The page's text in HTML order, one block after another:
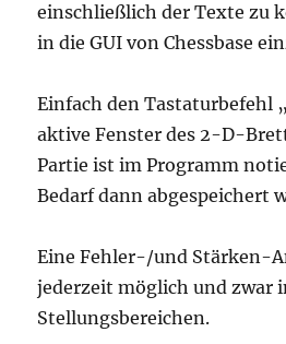
einschließlich der Texte zu
in die GUI von Chessbase
Einfach den Tastaturbefehl
aktive Fenster des 2-D-
Partie ist im Programm
Bedarf dann abgespeichert
Eine Fehler-/und Stärken-
jederzeit möglich und zwar
Stellungsbereichen.